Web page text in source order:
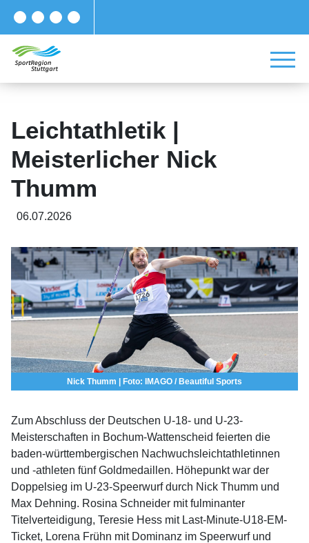
Leichtathletik |
Meisterlicher Nick
Thumm
06.07.2026
Nick Thumm | Foto: IMAGO / Beautiful Sports
Zum Abschluss der Deutschen U-18- und U-23-
Meisterschaften in Bochum-Wattenscheid feierten die
baden-württembergischen Nachwuchsleichtathletinnen
und -athleten fünf Goldmedaillen. Höhepunkt war der
Doppelsieg im U-23-Speerwurf durch Nick Thumm und
Max Dehning. Rosina Schneider mit fulminanter
Titelverteidigung, Teresie Hess mit Last-Minute-U18-EM-
Ticket, Lorena Frühn mit Dominanz im Speerwurf und